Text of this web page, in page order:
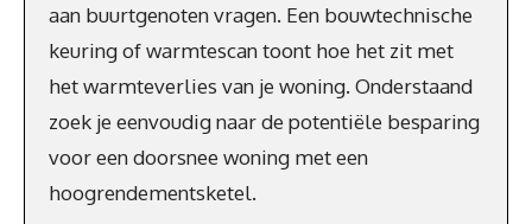
aan buurtgenoten vragen. Een bouwtechnische
keuring of warmtescan toont hoe het zit met
het warmteverlies van je woning. Onderstaand
zoek je eenvoudig naar de potentiële besparing
voor een doorsnee woning met een
hoogrendementsketel.